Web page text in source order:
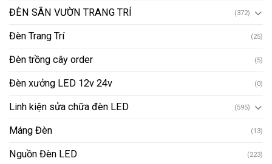
ĐÈN SÂN VƯỜN TRANG TRÍ (372)
Đèn Trang Trí (25)
Đèn trồng cây order (5)
Đèn xưởng LED 12v 24v (0)
Linh kiện sửa chữa đèn LED (595)
Máng Đèn (13)
Nguồn Đèn LED (223)